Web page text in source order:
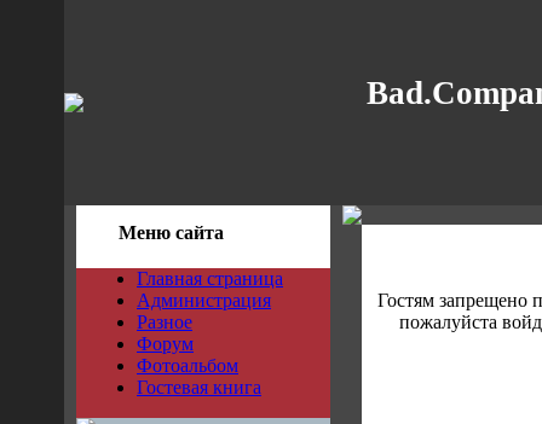
Меню сайта
Главная страница
Администрация
Разное
Форум
Фотоальбом
Гостевая книга
Гостям запрещено
пожалуйста